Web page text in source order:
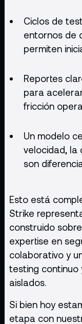
Ciclos de
entornos de
permiten
Reportes
para
fricción
Un modelo
velocidad, la
son
Esto está
Strike
construido
expertise en
colaborativo y
testing continuo
aislados.
Si bien hoy
etapa con